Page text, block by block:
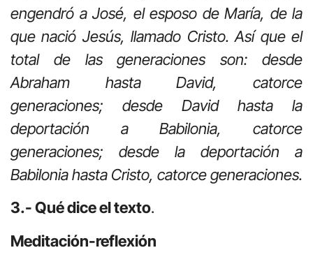
engendró a José, el esposo de María, de la
que nació Jesús, llamado Cristo. Así que el
total de las generaciones son: desde
Abraham hasta David, catorce
generaciones; desde David hasta la
deportación a Babilonia, catorce
generaciones; desde la deportación a
Babilonia hasta Cristo, catorce generaciones.
3.- Qué dice el texto.
Meditación-reflexión